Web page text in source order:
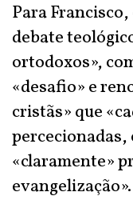
Para
debate
ortodoxos»,
«desafio» e
cristãs» que
percecionadas,
«claramente»
evangelização».